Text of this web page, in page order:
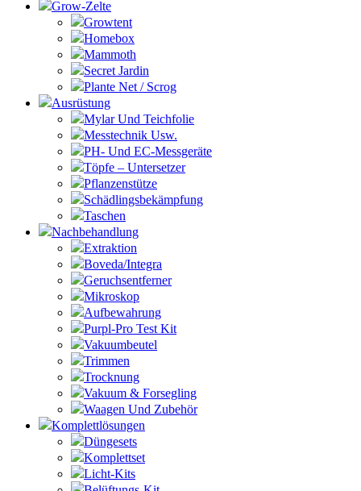
Grow-Zelte
Growtent
Homebox
Mammoth
Secret Jardin
Plante Net / Scrog
Ausrüstung
Mylar Und Teichfolie
Messtechnik Usw.
PH- Und EC-Messgeräte
Töpfe – Untersetzer
Pflanzenstütze
Schädlingsbekämpfung
Taschen
Nachbehandlung
Extraktion
Boveda/Integra
Geruchsentferner
Mikroskop
Aufbewahrung
Purpl-Pro Test Kit
Vakuumbeutel
Trimmen
Trocknung
Vakuum & Forsegling
Waagen Und Zubehör
Komplettlösungen
Düngesets
Komplettset
Licht-Kits